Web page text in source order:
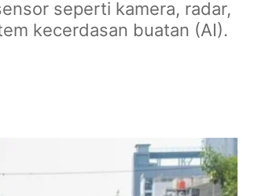
seperti kamera, radar,
kecerdasan buatan (AI).